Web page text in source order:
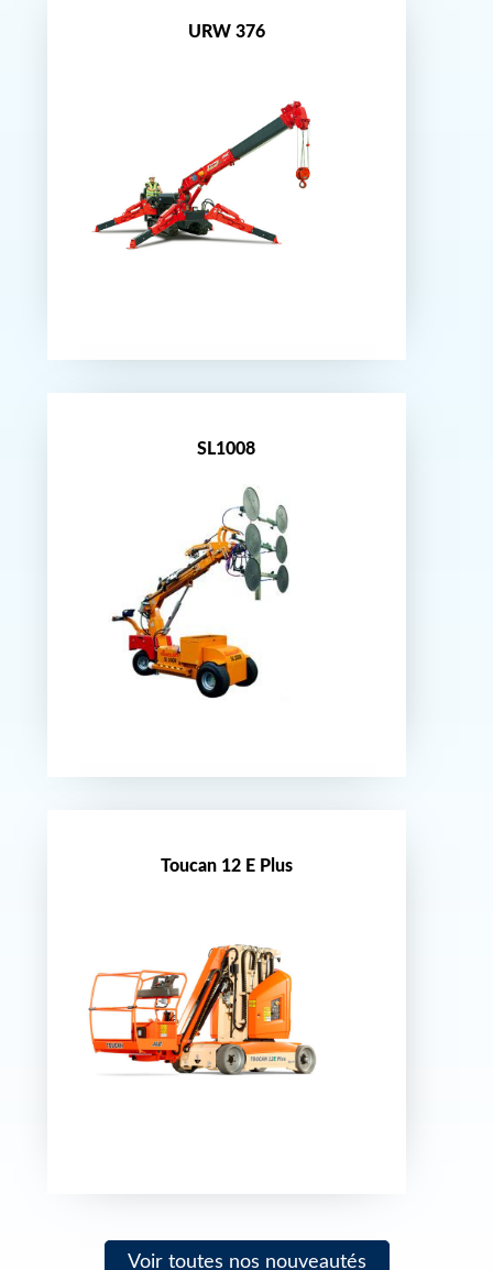
URW 376
SL1008
Toucan 12 E Plus
Voir toutes nos nouveautés